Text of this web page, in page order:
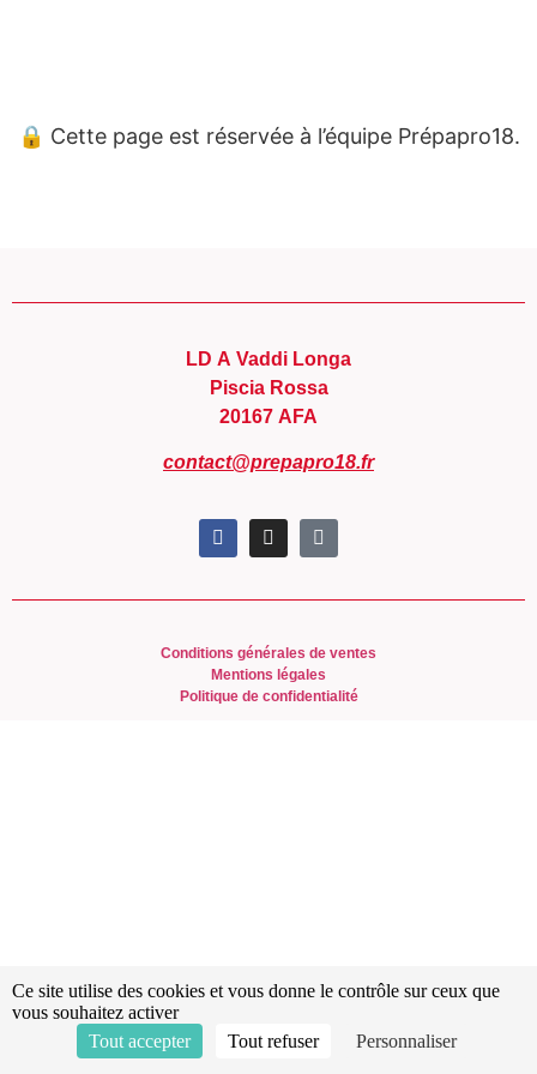
🔒 Cette page est réservée à l’équipe Prépapro18.
LD A Vaddi Longa
Piscia Rossa
20167 AFA
contact@prepapro18.fr
Conditions générales de ventes
Mentions légales
Politique de confidentialité
Ce site utilise des cookies et vous donne le contrôle sur ceux que
vous souhaitez activer
Tout accepter
Tout refuser Personnaliser